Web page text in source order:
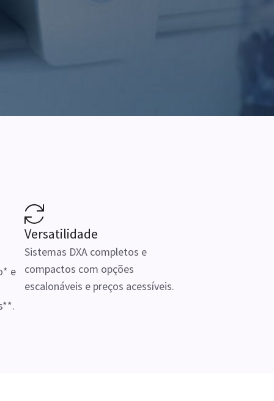
e
Versatilidade
Sistemas DXA completos e
compactos com opções
escalonáveis ​​e preços acessíveis.